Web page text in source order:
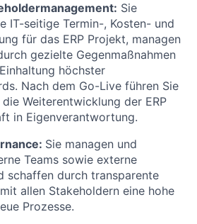
Sie
IT-seitige Termin-, Kosten- und
für das ERP Projekt, managen
gezielte Gegenmaßnahmen
höchster
Nach dem Go-Live führen Sie
Weiterentwicklung der ERP
in Eigenverantwortung.
Sie managen und
Teams sowie externe
schaffen durch transparente
allen Stakeholdern eine hohe
Prozesse.